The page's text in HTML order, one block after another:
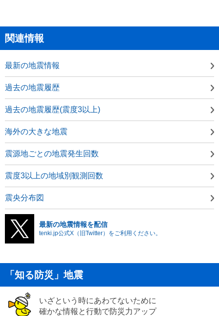
関連情報
最新の地震情報
過去の地震履歴
過去の地震履歴(震度3以上)
海外の大きな地震
震源地ごとの地震発生回数
震度3以上の地域別観測回数
震央分布図
最新の地震情報を配信
tenki.jp公式X（旧Twitter）をご利用ください。
「知る防災」地震
いざという時にあわてないために
確かな情報と行動で防災力アップ